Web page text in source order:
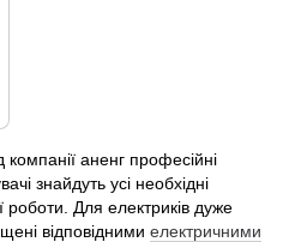
компанії аненг професійні
знайдуть усі необхідні
роботи. Для електриків дуже
відповідними електричними